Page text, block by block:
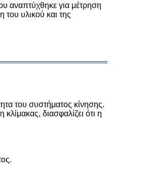
αναπτύχθηκε για μέτρηση
υλικού και της
του συστήματος κίνησης.
διασφαλίζει ότι η